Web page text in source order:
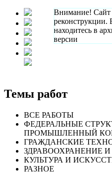
Внимание! Сайт
реконструкции.
находитесь в
версии
Темы работ
ВСЕ РАБОТЫ
ФЕДЕРАЛЬНЫЕ
ПРОМЫШЛЕННЫЙ
ГРАЖДАНСКИЕ
ЗДРАВООХРАНЕНИЕ
КУЛЬТУРА И
РАЗНОЕ